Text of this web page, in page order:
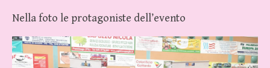
Nella foto le protagoniste dell’evento